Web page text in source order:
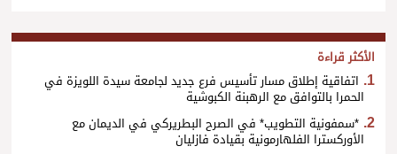
الأكثر قراءة
اتفاقية إطلاق مسار تأسيس فرع جديد لجامعة سيدة اللويزة في
الحمرا بالتوافق مع الرهبنة الكبوشية
*سمفونية التطويب* في الصرح البطريركي في الديمان مع
الأوركسترا الفلهارمونية بقيادة فازليان